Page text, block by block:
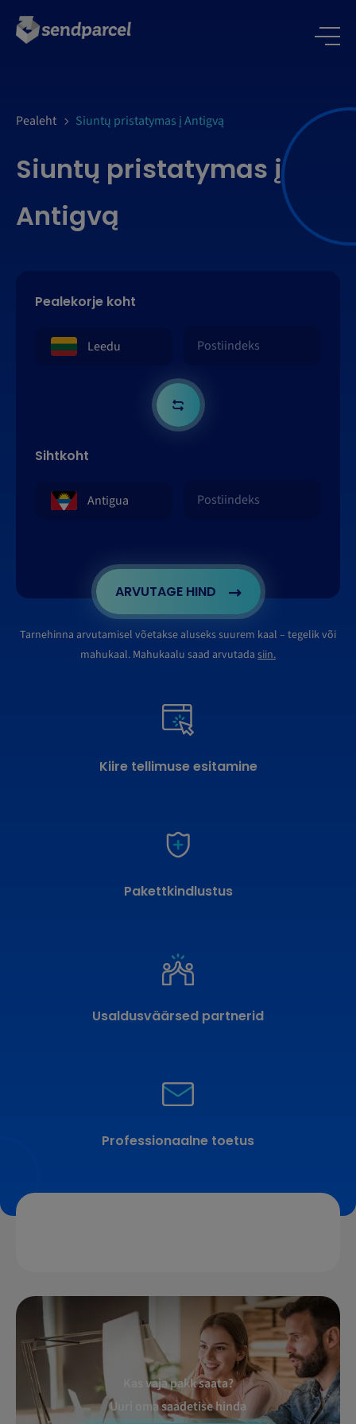
Pealeht Siuntų pristatymas į Antigvą
Siuntų pristatymas į
Antigvą
Pealekorje koht
Sihtkoht
ARVUTAGE HIND
Tarnehinna arvutamisel võetakse aluseks suurem kaal – tegelik või
mahukaal. Mahukaalu saad arvutada siin.
Kiire tellimuse esitamine
Pakettkindlustus
Usaldusväärsed partnerid
Professionaalne toetus
Kas vaja pakk saata?
Uuri oma saadetise hinda